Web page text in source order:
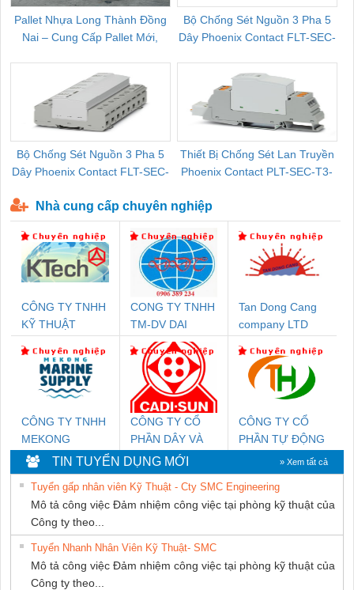
Pallet Nhựa Long Thành Đồng
Nai – Cung Cấp Pallet Mới,
Bộ Chống Sét Nguồn 3 Pha 5
Dây Phoenix Contact FLT-SEC-
Bộ Chống Sét Nguồn 3 Pha 5
Dây Phoenix Contact FLT-SEC-
Thiết Bị Chống Sét Lan Truyền
Phoenix Contact PLT-SEC-T3-
Nhà cung cấp chuyên nghiệp
CÔNG TY TNHH
KỸ THUẬT
NAM
CONG TY TNHH
TM-DV DAI
DONG THANH
Tan Dong Cang
company LTD
CÔNG TY TNHH
MEKONG
MARINE SUPPLY
CÔNG TY CỔ
PHẦN DÂY VÀ
CÁP ĐIỆN
THƯỢNG ĐÌNH
CÔNG TY CỔ
PHẦN TỰ ĐỘNG
TIẾN HƯNG
TIN TUYỂN DỤNG MỚI » Xem tất cả
Tuyển gấp nhân viên Kỹ Thuật - Cty SMC Engineering
Mô tả công việc Đảm nhiệm công việc tại phòng kỹ thuật của
Công ty theo...
Tuyển Nhanh Nhân Viên Kỹ Thuật- SMC
Mô tả công việc Đảm nhiệm công việc tại phòng kỹ thuật của
Công ty theo...